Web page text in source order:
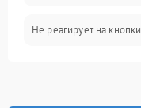
Не реагирует на кнопки